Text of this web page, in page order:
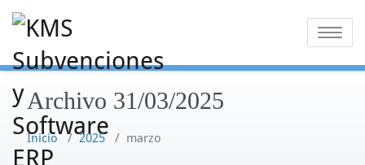
contenido
Alternar
Archivo 31/03/2025
Inicio/2025/ marzo